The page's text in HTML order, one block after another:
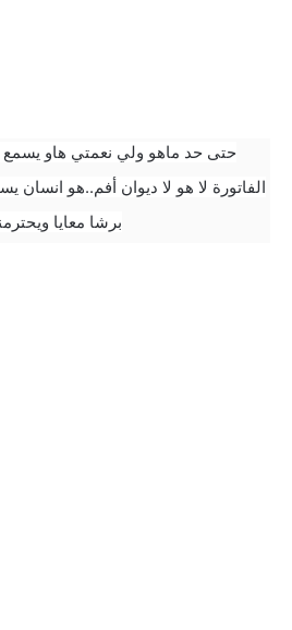
حتى حد ماهو ولي نعمتي هاو يسمع
الفاتورة لا هو لا ديوان أفم..هو انسان
برشا معايا